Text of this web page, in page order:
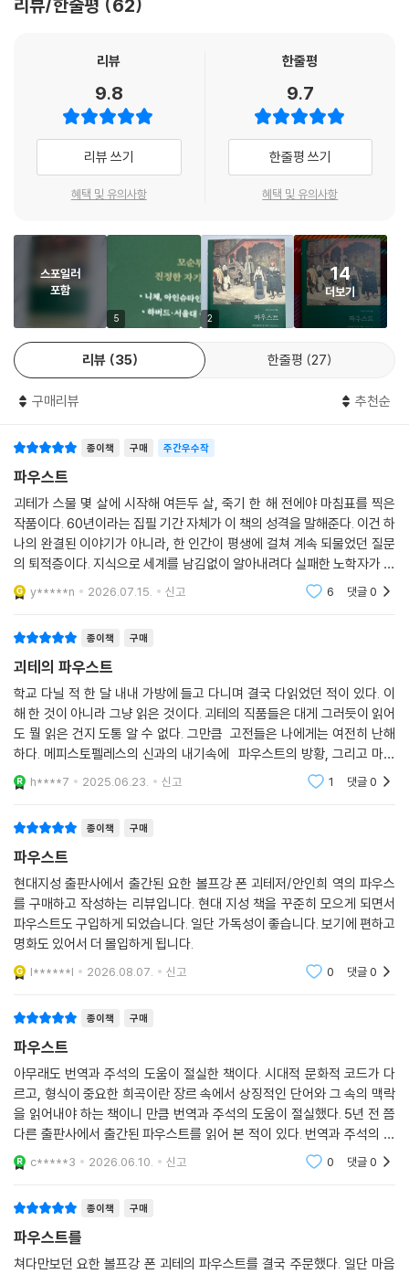
웅)이 잡지 『현대』에 한 단락을 번역해서 처음 소개한 뒤로 수많은 역본이
우리 문학계를 풍성하게 만들어왔다. 그렇다면 새로 번역한 현대지성 클래
식의 『파우스트』에는 어떤 특징이 있을까?
인문학자이자 도이치어권 대표 번역자인 안인희는 원작의 정체성과 리듬
에 주목했다. 『파우스트』의 장르는 운문극(韻文劇)이다. 즉, 산문이 아닌
도록 평범한 산문으로 풀어 옮기기보다는, 가장 적절한 우리말 단어를 리
듬감 있게 배치함으로써, 원문에 함축된 의미를 전달하고 운율과 여운이
고스란히 느껴지도록 했다. 특히 일상에서 쓰는 입말과 격식을 갖춘 말, 허
세 섞인 현학적 표현, 비속어까지 활용해 등장인물의 성격과 심리, 서로의
관계를 현실적으로 묘사했다. 예를 들어, 메피스토펠레스는 첫 만남에서
파우스트를 “나리”라고 부르며 상전으로 대접하는가 싶더니, 어느 순간
친구 사이에서 쓰는 말인 “du”(“그대”라고 번역)로 넘어가면서 은근슬쩍
리면서 둘이 가까운 친구 사이라는 것을 알려준다. 지금껏 둘의 관계를 윗
은 고정관념에서 벗어나 작품을 다양한 각도로 바라보게 된다.
“인간은 노력하는 한 헤매기 마련이지!”
모순투성이 삶에서도 좌절하지 않고
진정한 자기실현의 길로 나아갈 힘을 주는 고전
원하는 것을 이루어주겠다고 하면서 악마가 접근한다면, 그 제안을 단박에
뿌리칠 수 있는 사람이 몇이나 될까? 하지만 역자의 말마따나 그런 행운
치열하게 살아가는 영혼이라야 악마도 비로소 관심을 둘 테니까.
주인공 파우스트가 바로 그런 사람이었다. 그는 당대의 학문에 두루 통달
했고 심지어 마법까지 익힌 대학자였지만, 인간의 능력에 한계가 있음을
깨닫고 좌절한다. 이런 그에게 메피스토펠레스가 나타나 솔깃한 제안을 한
다. 이 땅에서 욕망을 채우도록 도와주는 대신 만족을 느끼는 순간 영혼을
가져가겠다는 것. 파우스트는 당장 계약을 맺고, 그동안 감옥이라 여겼던
아름다운 소녀 마르가레테와 사랑에 빠지는 것을 시작으로 온갖 쾌락을 경
험해나간다. 신화 속 세계를 여행하고, 고대의 가장 아름다운 미녀 헬레네
와 결혼하고, 전쟁 영웅으로 이름을 날리다가 나중에는 한 지역을 다스리
는 영주가 된다. 그렇지만 그는 거기에 만족하지 않고 더 많은 것을 손에 넣
고자 애쓴다. 이런 모습에서 욕망을 향해 질주하는 인간의 본성에 대한 괴
테의 통찰과 문제의식이 잘 드러난다. 이는 또한 현대인의 자화상이기도
아니다. 그는 아리스토텔레스가 말한 ‘엔텔레케이아’, 즉 자기 속에 지닌 목
적과 가능성을 완전히 펼치려고 했다. 때로는 악행을 저지르고, 잘못된 판
단을 내리기도 하고, 한순간의 감정 때문에 일을 그르치기도 하지만, 그때
마다 포기하지 않고 ‘자기실현’을 위해 쉼 없이 달려간다.
높고 고귀한 영역에서 얻는 성취감과 가장 낮은 자리에서 느끼는 고통을
모조리 맛보고도 만족을 모르던 파우스트의 욕망은 마침내 공공선(公共
善)을 추구하는 순간 멈춘다. 악마와 맺은 계약대로라면 이제 그에게 남은
로 파우스트는 구원받는다. 타인에 대한 헌신과 애정이 악마와의 계약이라
는 제약을 뛰어넘어 그가 추구하던 높은 영역에 도달하도록 이끈 것이다.
오류와 방황 속에서도 선한 목표를 향해 나아가는 파우스트의 모습은, 모
리뷰/한줄평 62
리뷰
9.8
리뷰 쓰기
혜택 및 유의사항
한줄평
9.7
한줄평 쓰기
혜택 및 유의사항
스포일러
포함
5 2
14
더보기
리뷰 35 한줄평 27
구매리뷰 추천순
종이책 구매 주간우수작
파우스트
괴테가 스물 몇 살에 시작해 여든두 살, 죽기 한 해 전에야 마침표를 찍은
작품이다. 60년이라는 집필 기간 자체가 이 책의 성격을 말해준다. 이건 하
나의 완결된 이야기가 아니라, 한 인간이 평생에 걸쳐 계속 되물었던 질문
의 퇴적층이다. 지식으로 세계를 남김없이 알아내려다 실패한 노학자가 악
마와 계약을 맺는다. 조건은 유명하다. "머물러라, 너는 참으로 아름답구
나"
y*****n 2026.07.15. 신고 6 댓글0
종이책 구매
괴테의 파우스트
학교 다닐 적 한 달 내내 가방에 들고 다니며 결국 다읽었던 적이 있다. 이
해 한 것이 아니라 그냥 읽은 것이다. 괴테의 직품들은 대게 그러듯이 읽어
도 뭘 읽은 건지 도통 알 수 없다. 그만큼 고전들은 나에게는 여전히 난해
하다. 메피스토펠레스의 신과의 내기속에 파우스트의 방황, 그리고 마지
막에는 구원..기독교적인 색채가 강하다. 몇 번이고 다시 반복해서 읽어봐
야겠다.
h****7 2025.06.23. 신고 1 댓글0
종이책 구매
파우스트
현대지성 출판사에서 출간된 요한 볼프강 폰 괴테저/안인희 역의 파우스
를 구매하고 작성하는 리뷰입니다. 현대 지성 책을 꾸준히 모으게 되면서
파우스트도 구입하게 되었습니다. 일단 가독성이 좋습니다. 보기에 편하고
명화도 있어서 더 몰입하게 됩니다.
l******l 2026.08.07. 신고 0 댓글0
종이책 구매
파우스트
아무래도 번역과 주석의 도움이 절실한 책이다. 시대적 문화적 코드가 다
르고, 형식이 중요한 희곡이란 장르 속에서 상징적인 단어와 그 속의 맥락
을 읽어내야 하는 책이니 만큼 번역과 주석의 도움이 절실했다. 5년 전 쯤
다른 출판사에서 출간된 파우스트를 읽어 본 적이 있다. 번역과 주석의 중
요성을 절실히 느꼈던 시점으로 당시의 파우스트는 번역에 많은 궁금증이
뒤따랐고, 모든
c*****3 2026.06.10. 신고 0 댓글0
종이책 구매
파우스트를
쳐다만보던 요한 볼프강 폰 괴테의 파우스트를 결국 주문했다. 일단 마음